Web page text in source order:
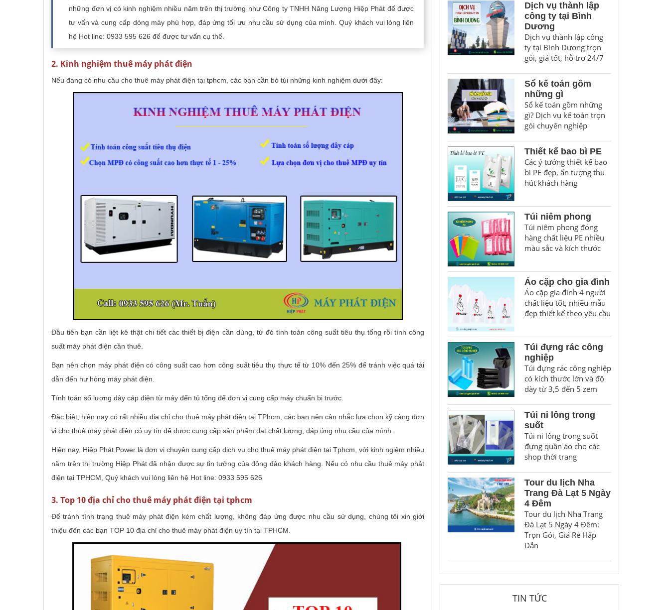
những đơn vị có kinh nghiệm nhiều năm trên thị trường như Công ty TNHH Năng Lượng Hiệp Phát để được
tư vấn và cung cấp dòng máy phù hợp, đáp ứng tối ưu nhu cầu sử dụng của mình. Quý khách vui lòng liên
hệ Hot line: 0933 595 626 để được tư vấn cụ thể.
2. Kinh nghiệm thuê máy phát điện
Nếu đang có nhu cầu cho thuê máy phát điện tại tphcm, các bạn cần bỏ túi những kinh nghiệm dưới đây:
Đầu tiên bạn cần liệt kê thật chi tiết các thiết bị điện cần dùng, từ đó tính toán công suất tiêu thụ tổng rồi tính công
suất máy phát điện cần thuê.
Bạn nên chọn máy phát điện có công suất cao hơn công suất tiêu thụ thực tế từ 10% đến 25% để tránh việc quá tải
dẫn đến hư hỏng máy phát điện.
Tính toán số lượng dây cáp điện từ máy đến tủ tổng để đơn vị cung cấp máy chuẩn bị trước.
Đặc biệt, hiện nay có rất nhiều địa chỉ cho thuê máy phát điện tại TPhcm, các bạn nên cân nhắc lựa chọn kỹ càng đơn
vị cho thuê máy phát điện có uy tín để được cung cấp sản phẩm đạt chất lượng, đáp ứng nhu cầu của mình.
Hiện nay, Hiệp Phát Power là đơn vị chuyên cung cấp dịch vụ cho thuê máy phát điện tại Tphcm, với kinh ngiệm nhiều
năm trên thị trường Hiệp Phát đã nhận được sự tin tưởng của đông đảo khách hàng. Nếu có nhu cầu thuê máy phát
điện tại TPHCM, Quý khách vui lòng liên hệ Hot line: 0933 595 626
3. Top 10 địa chỉ cho thuê máy phát điện tại tphcm
Để tránh tình trạng thuê máy phát điện kém chất lượng, không đáp ứng được nhu cầu sử dụng, chúng tôi xin giới
thiệu đến các bạn TOP 10 địa chỉ cho thuê máy phát điện uy tín tại TPHCM.
Dịch vụ thành lập
công ty tại Bình
Dương
Dịch vụ thành lập công
ty tại Bình Dương trọn
gói, giá tốt, hỗ trợ 24/7
Sổ kế toán gồm
những gì
Sổ kế toán gồm những
gì? Dịch vụ kế toán trọn
gói chuyên nghiệp
Thiết kế bao bì PE
Các ý tưởng thiết kế bao
bì PE đẹp, ấn tượng thu
hút khách hàng
Túi niêm phong
Túi niêm phong đóng
hàng chất liệu PE nhiều
màu sắc và kích thước
Áo cặp cho gia đình
Áo cặp gia đình 4 người
chất liệu tốt, nhiều mẫu
đẹp thiết kế theo yêu cầu
Túi đựng rác công
nghiệp
Túi đựng rác công nghiệp
có kích thước lớn và độ
dày từ 3,5 đến 5 zem
Túi ni lông trong
suốt
Túi ni lông trong suốt
đựng quần áo cho các
shop thời trang
Tour du lịch Nha
Trang Đà Lạt 5 Ngày
4 Đêm
Tour du lịch Nha Trang
Đà Lạt 5 Ngày 4 Đêm:
Trọn Gói, Giá Rẻ Hấp
Dẫn
TIN TỨC